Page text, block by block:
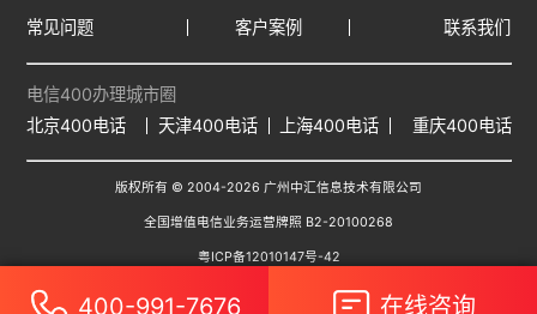
常见问题 客户案例 联系我们
电信400办理城市圈
北京400电话
天津400电话 上海400电话 重庆400电话
版权所有 © 2004-2026 广州中汇信息技术有限公司
全国增值电信业务运营牌照 B2-20100268
粤ICP备12010147号-42
400-991-7676 在线咨询